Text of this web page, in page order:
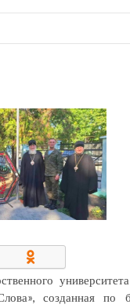
ХРАМЫ И
МАТЕРИАЛЫ
созданная по